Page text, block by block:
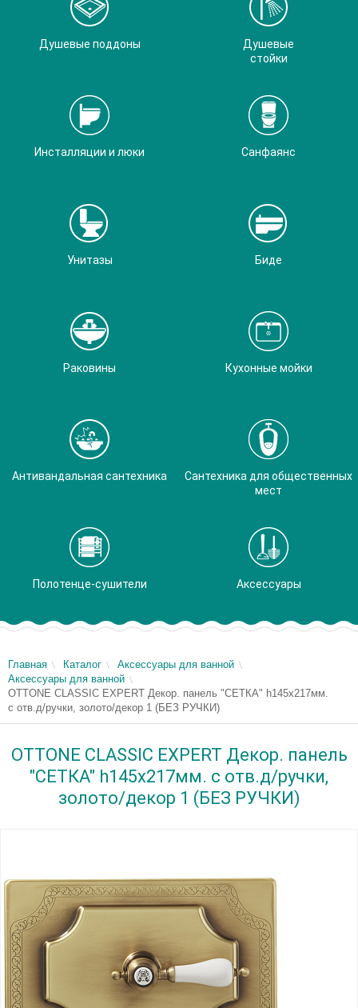
Душевые поддоны
Душевые
стойки
Инсталляции и люки Санфаянс
Унитазы Биде
Раковины Кухонные мойки
Антивандальная сантехника
Сантехника для общественных
мест
Полотенце-сушители Аксессуары
Главная Каталог
Аксессуары для ванной
Аксессуары для ванной
OTTONE CLASSIC EXPERT Декор. панель "СЕТКА" h145x217мм.
с отв.д/ручки, золото/декор 1 (БЕЗ РУЧКИ)
OTTONE CLASSIC EXPERT Декор. панель
"СЕТКА" h145x217мм. с отв.д/ручки,
золото/декор 1 (БЕЗ РУЧКИ)